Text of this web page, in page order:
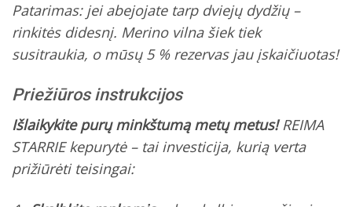
Patarimas:jei abejojate tarp dviejų dydžių –
rinkitės didesnį. Merino vilna šiek tiek
susitraukia, o mūsų 5 % rezervas jau įskaičiuotas!
Priežiūros instrukcijos
Išlaikykite purų minkštumą metų metus!REIMA
STARRIE kepurytė – tai investicija, kurią verta
prižiūrėti teisingai: